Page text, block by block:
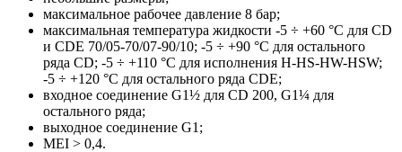
максимальное рабочее давление 8 бар;
максимальная температура жидкости -5 ÷ +60 °C для CD
и CDE 70/05-70/07-90/10; -5 ÷ +90 °C для остального
ряда CD; -5 ÷ +110 °C для исполнения H-HS-HW-HSW;
-5 ÷ +120 °C для остального ряда CDE;
входное соединение G1½ для CD 200, G1¼ для
остального ряда;
выходное соединение G1;
MEI > 0,4.